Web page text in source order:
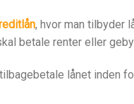
, hvor man tilbyder
betale renter eller
lånet inden